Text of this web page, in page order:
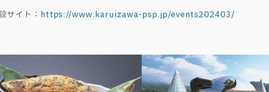
サイト： https://www.karuizawa-psp.jp/events202403/